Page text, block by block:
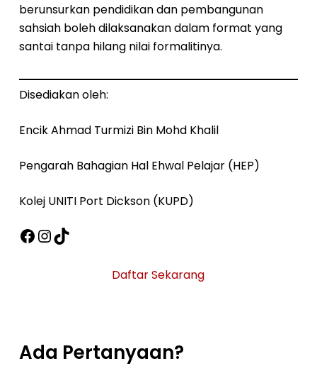
berunsurkan pendidikan dan pembangunan
sahsiah boleh dilaksanakan dalam format yang
santai tanpa hilang nilai formalitinya.
Disediakan oleh:
Encik Ahmad Turmizi Bin Mohd Khalil
Pengarah Bahagian Hal Ehwal Pelajar (HEP)
Kolej UNITI Port Dickson (KUPD)
Facebook
Instagram
TikTok
Daftar Sekarang
Ada Pertanyaan?